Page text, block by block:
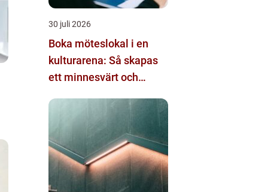
30 juli 2026
Boka möteslokal i en
kulturarena: Så skapas
ett minnesvärt och